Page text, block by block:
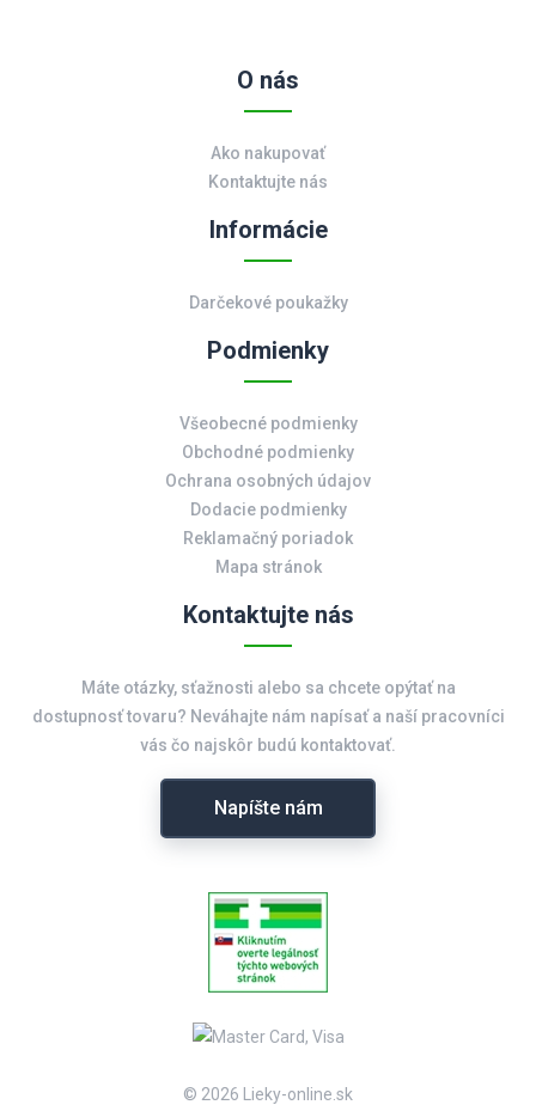
O nás
Ako nakupovať
Kontaktujte nás
Informácie
Darčekové poukažky
Podmienky
Všeobecné podmienky
Obchodné podmienky
Ochrana osobných údajov
Dodacie podmienky
Reklamačný poriadok
Mapa stránok
Kontaktujte nás
Máte otázky, sťažnosti alebo sa chcete opýtať na
dostupnosť tovaru? Neváhajte nám napísať a naší pracovníci
vás čo najskôr budú kontaktovať.
Napíšte nám
© 2026 Lieky-online.sk